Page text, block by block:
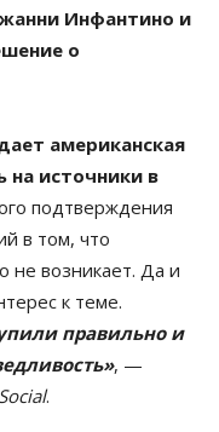
Инфантино и
о
американская
на источники в
подтверждения
в том, что
не возникает. Да и
к теме.
правильно и
, —
.